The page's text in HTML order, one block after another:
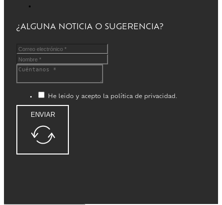
¿ALGUNA NOTICIA O SUGERENCIA?
He leido y acepto la política de privacidad.
ENVIAR